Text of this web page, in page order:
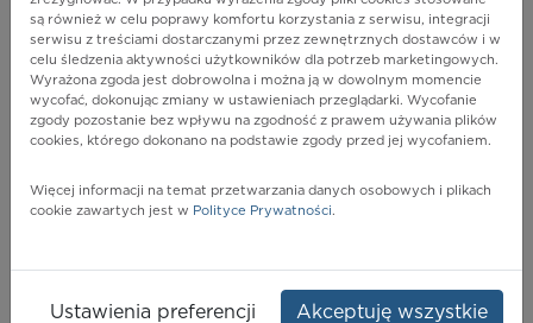
POKAŻ FILTRY
Pharmindex
są również w celu poprawy komfortu korzystania z serwisu, integracji
serwisu z treściami dostarczanymi przez zewnętrznych dostawców i w
celu śledzenia aktywności użytkowników dla potrzeb marketingowych.
Wyrażona zgoda jest dobrowolna i można ją w dowolnym momencie
wycofać, dokonując zmiany w ustawieniach przeglądarki. Wycofanie
zgody pozostanie bez wpływu na zgodność z prawem używania plików
cookies, którego dokonano na podstawie zgody przed jej wycofaniem.
Więcej informacji na temat przetwarzania danych osobowych i plikach
cookie zawartych jest w Polityce Prywatności.
Ustawienia preferencji Akceptuję wszystkie